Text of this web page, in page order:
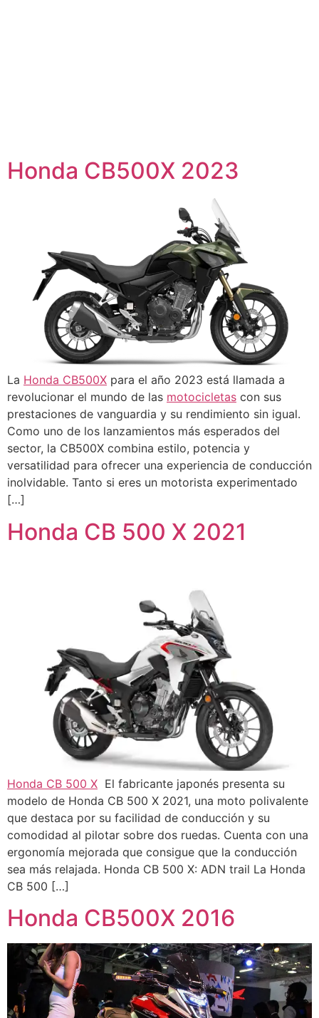
Honda CB500X 2023
La Honda CB500X para el año 2023 está llamada a
revolucionar el mundo de las motocicletas con sus
prestaciones de vanguardia y su rendimiento sin igual.
Como uno de los lanzamientos más esperados del
sector, la CB500X combina estilo, potencia y
versatilidad para ofrecer una experiencia de conducción
inolvidable. Tanto si eres un motorista experimentado
[…]
Honda CB 500 X 2021
Honda CB 500 X El fabricante japonés presenta su
modelo de Honda CB 500 X 2021, una moto polivalente
que destaca por su facilidad de conducción y su
comodidad al pilotar sobre dos ruedas. Cuenta con una
ergonomía mejorada que consigue que la conducción
sea más relajada. Honda CB 500 X: ADN trail La Honda
CB 500 […]
Honda CB500X 2016